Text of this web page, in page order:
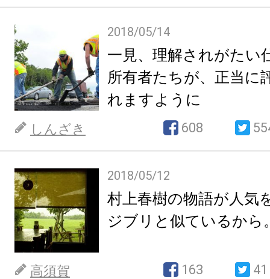
2018/05/14
一見、理解されがたい
所有者たちが、正当に
れますように
しんざき 608
2018/05/12
村上春樹の物語が人気
ジブリと似ているから
高須賀 163 41